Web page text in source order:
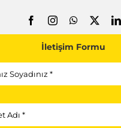
İletişim Formu